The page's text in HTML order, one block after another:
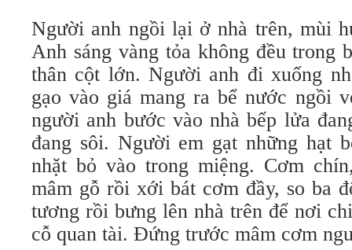
Người anh ngồi lại ở nhà trên, mùi
Anh sáng vàng tỏa không đều trong
thân cột lớn. Người anh đi xuống
gạo vào giá mang ra bể nước ngồi
người anh bước vào nhà bếp lửa
đang sôi. Người em gạt những hạt
nhặt bỏ vào trong miệng. Cơm
mâm gỗ rồi xới bát cơm đầy, so ba
tương rồi bưng lên nhà trên để nơi
cỗ quan tài. Đứng trước mâm cơm